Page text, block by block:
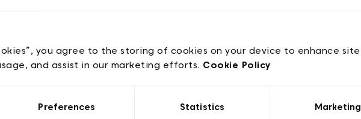
you agree to the storing of cookies on your device to enhance site
and assist in our marketing efforts. Cookie Policy
Preferences Statistics Marketing
over het I Love Science Festival? Wil je extra
op met ons Mediateam: